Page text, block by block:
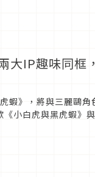
大IP趣味同框
蝦》，將與三麗鷗角
小白虎與黑虎蝦》